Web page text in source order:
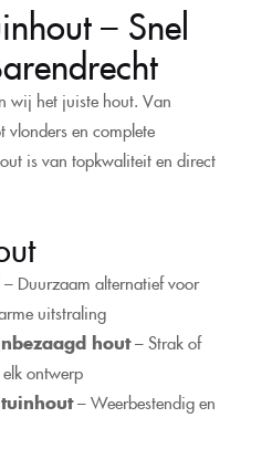
– Snel
wij het juiste hout. Van
vlonders en complete
is van topkwaliteit en direct
– Duurzaam alternatief voor
uitstraling
hout– Strak of
ontwerp
– Weerbestendig en